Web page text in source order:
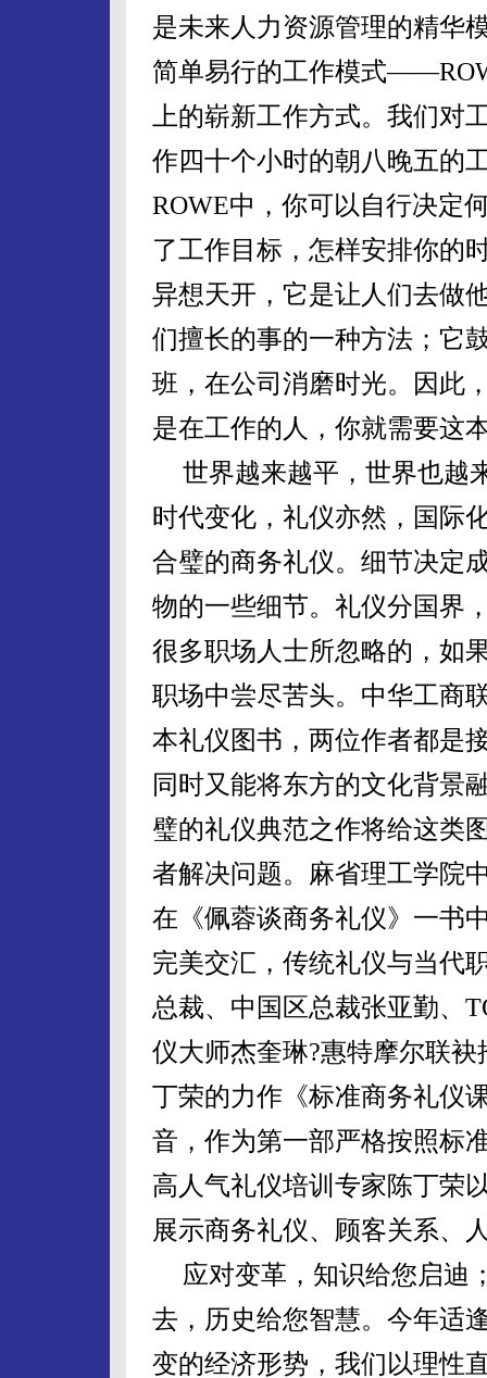
是未来人力资源管理的精华
简单易行的工作模式——
上的崭新工作方式。我们对
作四十个小时的朝八晚五的
ROWE中，你可以自行决定
了工作目标，怎样安排你的
异想天开，它是让人们去做
们擅长的事的一种方法；它
班，在公司消磨时光。因此
是在工作的人，你就需要这
世界越来越平，世界也越
时代变化，礼仪亦然，国际
合璧的商务礼仪。细节决定
物的一些细节。礼仪分国界
很多职场人士所忽略的，如
职场中尝尽苦头。中华工商
本礼仪图书，两位作者都是
同时又能将东方的文化背景
璧的礼仪典范之作将给这类
者解决问题。麻省理工学院
在《佩蓉谈商务礼仪》一书
完美交汇，传统礼仪与当代
总裁、中国区总裁张亚勤、
仪大师杰奎琳?惠特摩尔联
丁荣的力作《标准商务礼仪
音，作为第一部严格按照标
高人气礼仪培训专家陈丁荣
展示商务礼仪、顾客关系、
应对变革，知识给您启迪
去，历史给您智慧。 今年适
变的经济形势，我们以理性